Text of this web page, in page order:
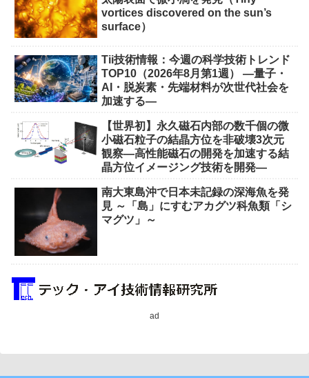
vortices discovered on the sun’s
surface）
Tii技術情報：今週の科学技術トレンド
TOP10（2026年8月第1週） ―量子・
AI・脱炭素・先端材料が次世代社会を
加速する―
【世界初】永久磁石内部の数千個の微
小磁石粒子の結晶方位を非破壊3次元
観察―高性能磁石の開発を加速する結
晶方位イメージング技術を開発―
南大東島沖で日本未記録の深海魚を発
見 ～「島」にすむアカグツ科魚類「シ
マグツ」～
ad